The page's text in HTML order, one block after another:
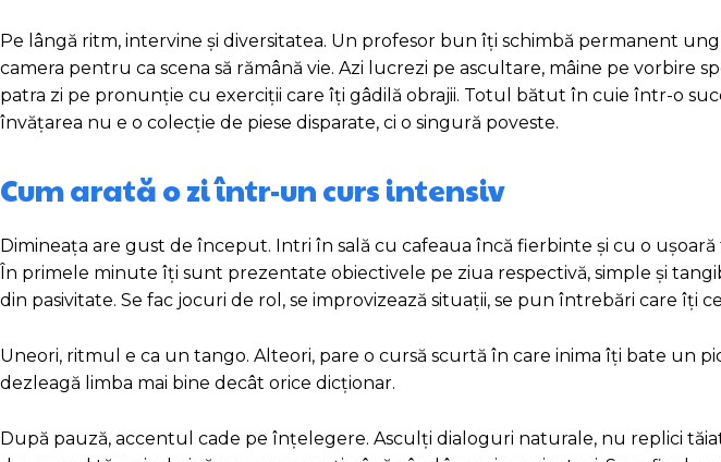
Pe lângă ritm, intervine și diversitatea. Un profesor bun îți schimbă permanent
camera pentru ca scena să rămână vie. Azi lucrezi pe ascultare, mâine pe vorbire
patra zi pe pronunție cu exerciții care îți gâdilă obrajii. Totul bătut în cuie într-o
învățarea nu e o colecție de piese disparate, ci o singură poveste.
Cum arată o zi într-un curs intensiv
Dimineața are gust de început. Intri în sală cu cafeaua încă fierbinte și cu o
În primele minute îți sunt prezentate obiectivele pe ziua respectivă, simple și
din pasivitate. Se fac jocuri de rol, se improvizează situații, se pun întrebări care îți
Uneori, ritmul e ca un tango. Alteori, pare o cursă scurtă în care inima îți bate un
dezleagă limba mai bine decât orice dicționar.
După pauză, accentul cade pe înțelegere. Asculți dialoguri naturale, nu replici